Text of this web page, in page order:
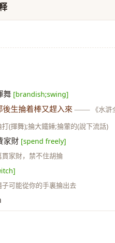
舞 [brandish;swing]
後生掄着棒又趕入來 —— 《水
打(揮舞);掄大鐵錘;掄葷的(說下流話)
家財 [spend freely]
貫家財，禁不住胡掄
子可能從你的手裏掄出去